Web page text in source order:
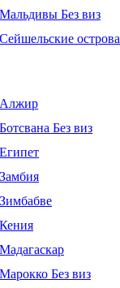
Мальдивы Без виз
Сейшельские острова
Алжир
Ботсвана Без виз
Египет
Замбия
Зимбабве
Кения
Мадагаскар
Марокко Без виз